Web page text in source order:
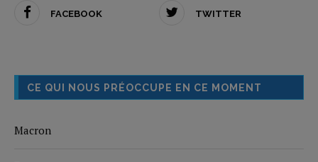
FACEBOOK TWITTER
CE QUI NOUS PRÉOCCUPE EN CE MOMENT
Macron